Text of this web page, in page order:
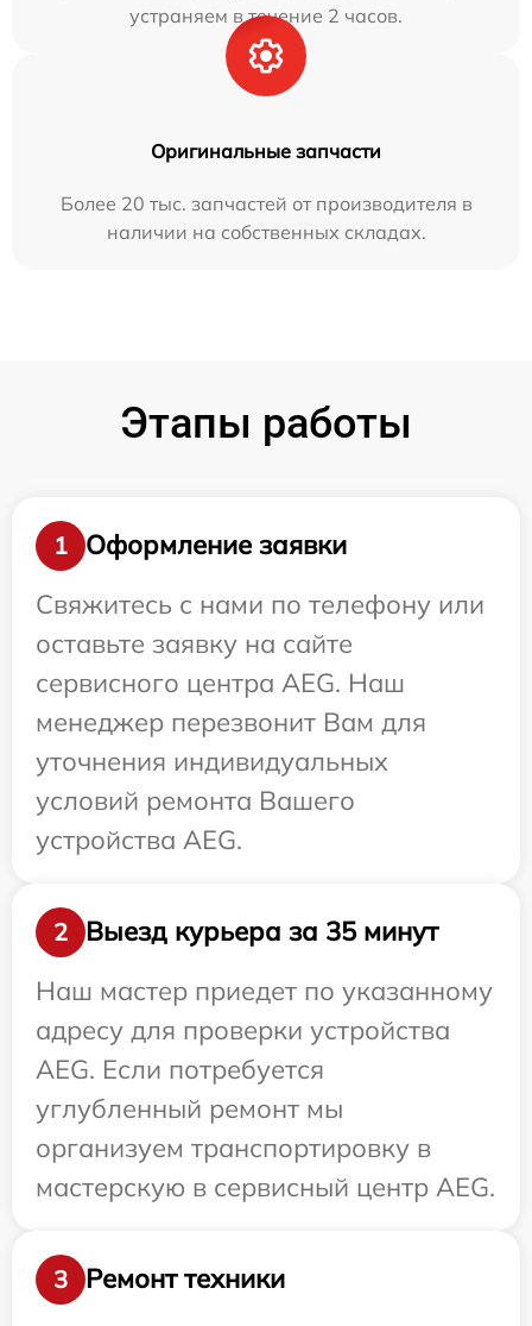
устраняем в течение 2 часов.
Оригинальные запчасти
Более 20 тыс. запчастей от производителя в
наличии на собственных складах.
Этапы работы
1
Оформление заявки
Свяжитесь с нами по телефону или
оставьте заявку на сайте
сервисного центра AEG. Наш
менеджер перезвонит Вам для
уточнения индивидуальных
условий ремонта Вашего
устройства AEG.
2
Выезд курьера за 35 минут
Наш мастер приедет по указанному
адресу для проверки устройства
AEG. Если потребуется
углубленный ремонт мы
организуем транспортировку в
мастерскую в сервисный центр AEG.
3
Ремонт техники